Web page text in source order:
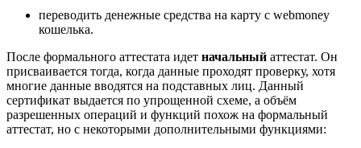
переводить денежные средства на карту с webmoney
кошелька.
После формального аттестата идет начальный аттестат. Он
присваивается тогда, когда данные проходят проверку, хотя
многие данные вводятся на подставных лиц. Данный
сертификат выдается по упрощенной схеме, а объём
разрешенных операций и функций похож на формальный
аттестат, но с некоторыми дополнительными функциями: